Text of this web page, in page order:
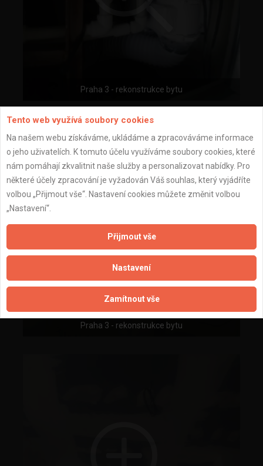
Praha 3 - rekonstrukce bytu
Praha 3 - rekonstrukce bytu
Tento web využívá soubory cookies
Na našem webu získáváme, ukládáme a zpracováváme informace
o jeho uživatelích. K tomuto účelu využíváme soubory cookies, které
nám pomáhají zkvalitnit naše služby a personalizovat nabídky. Pro
některé účely zpracování je vyžadován Váš souhlas, který vyjádříte
volbou „Přijmout vše“. Nastavení cookies můžete změnit volbou
„Nastavení“.
Přijmout vše
Nastavení
Zamítnout vše